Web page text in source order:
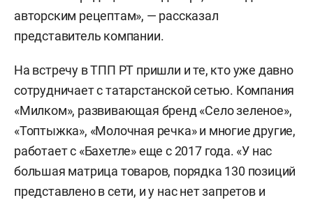
авторским рецептам», — рассказал
представитель компании.
На встречу в ТПП РТ пришли и те, кто уже давно
сотрудничает с татарстанской сетью. Компания
«Милком», развивающая бренд «Село зеленое»,
«Топтыжка», «Молочная речка» и многие другие,
работает с «Бахетле» еще с 2017 года. «У нас
большая матрица товаров, порядка 130 позиций
представлено в сети, и у нас нет запретов и